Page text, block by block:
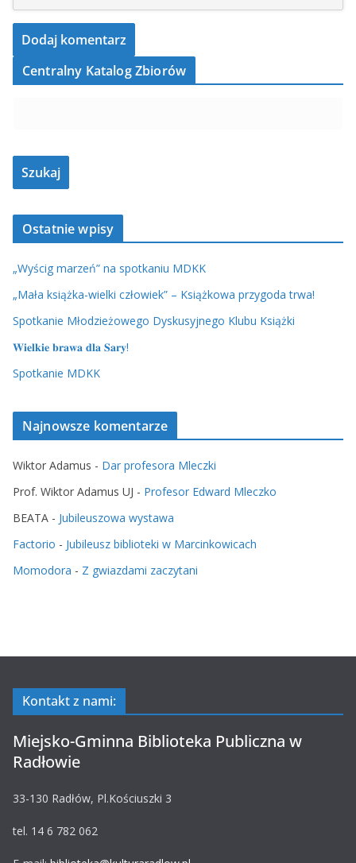
Centralny Katalog Zbiorów
Ostatnie wpisy
„Wyścig marzeń” na spotkaniu MDKK
„Mała książka-wielki człowiek” – Książkowa przygoda trwa!
Spotkanie Młodzieżowego Dyskusyjnego Klubu Książki
𝐖𝐢𝐞𝐥𝐤𝐢𝐞 𝐛𝐫𝐚𝐰𝐚 𝐝𝐥𝐚 𝐒𝐚𝐫𝐲!
Spotkanie MDKK
Najnowsze komentarze
Wiktor Adamus - Dar profesora Mleczki
Prof. Wiktor Adamus UJ - Profesor Edward Mleczko
BEATA - Jubileuszowa wystawa
Factorio - Jubileusz biblioteki w Marcinkowicach
Momodora - Z gwiazdami zaczytani
Kontakt z nami:
Miejsko-Gminna Biblioteka Publiczna w
Radłowie
33-130 Radłów, Pl.Kościuszki 3
tel. 14 6 782 062